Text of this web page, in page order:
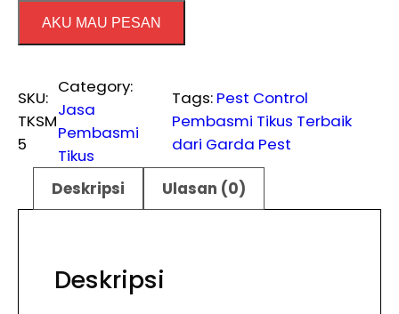
AKU MAU PESAN
SKU:
TKSM
5
Category:
Jasa
Pembasmi
Tikus
Tags: Pest Control
Pembasmi Tikus Terbaik
dari Garda Pest
Deskripsi Ulasan (0)
Deskripsi